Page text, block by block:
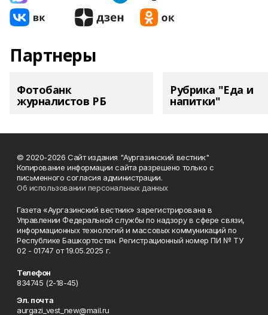
Партнеры
Фотобанк
журналистов РБ
Рубрика "Еда и
напитки"
© 2020-2026 Сайт издания "Аургазинский вестник"
Копирование информации сайта разрешено только с
письменного согласия администрации.
Об использовании персональных данных
Газета «Аургазинский вестник» зарегистрирована в
Управлении Федеральной службы по надзору в сфере связи,
информационных технологий и массовых коммуникаций по
Республике Башкортостан. Регистрационный номер ПИ № ТУ
02 - 01747 от 19.05.2025 г.
Телефон
834745 (2-18-45)
Эл. почта
aurgazi_vest_new@mail.ru